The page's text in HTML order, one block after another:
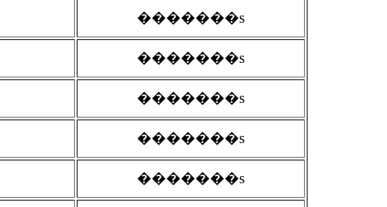
�������s
�������s
�������s
�������s
�������s